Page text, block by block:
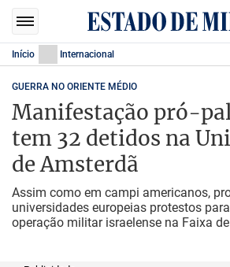
Início Internacional
GUERRA NO ORIENTE MÉDIO
Manifestação pró-
tem 32 detidos na
de Amsterdã
Assim como em campi americanos,
universidades europeias protestos
operação militar israelense na Faixa